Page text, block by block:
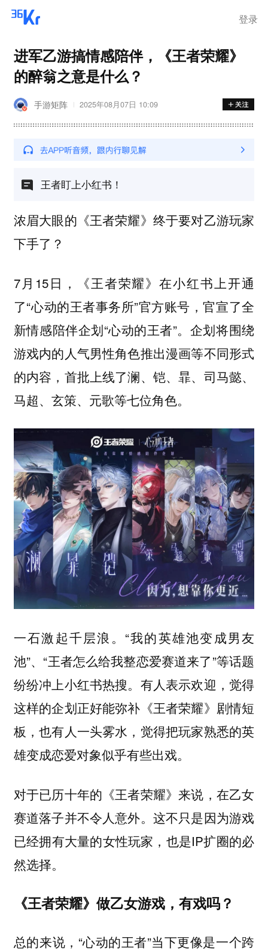
登录
进军乙游搞情感陪伴，《王者荣耀》
的醉翁之意是什么？
手游矩阵 2025年08月07日 10:09
王者盯上小红书！
浓眉大眼的《王者荣耀》终于要对乙游玩家
下手了？
7月15日，《王者荣耀》在小红书上开通
了“心动的王者事务所”官方账号，官宣了全
新情感陪伴企划“心动的王者”。企划将围绕
游戏内的人气男性角色推出漫画等不同形式
的内容，首批上线了澜、铠、暃、司马懿、
马超、玄策、元歌等七位角色。
一石激起千层浪。“我的英雄池变成男友
池”、“王者怎么给我整恋爱赛道来了”等话题
纷纷冲上小红书热搜。有人表示欢迎，觉得
这样的企划正好能弥补《王者荣耀》剧情短
板，也有人一头雾水，觉得把玩家熟悉的英
雄变成恋爱对象似乎有些出戏。
对于已历十年的《王者荣耀》来说，在乙女
赛道落子并不令人意外。这不只是因为游戏
已经拥有大量的女性玩家，也是IP扩圈的必
然选择。
《王者荣耀》做乙女游戏，有戏吗？
总的来说，“心动的王者”当下更像是一个跨